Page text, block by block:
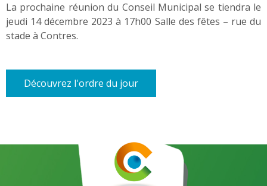
La prochaine réunion du Conseil Municipal se tiendra le
jeudi 14 décembre 2023 à 17h00 Salle des fêtes – rue du
stade à Contres.
Découvrez l'ordre du jour